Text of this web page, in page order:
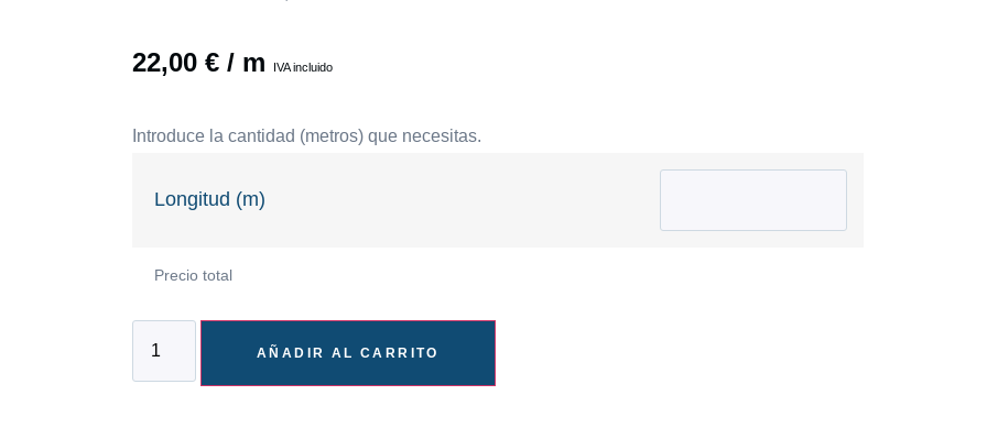
22,00 € / m IVA incluido
Introduce la cantidad (metros) que necesitas.
Longitud (m)
Precio total
AÑADIR AL CARRITO